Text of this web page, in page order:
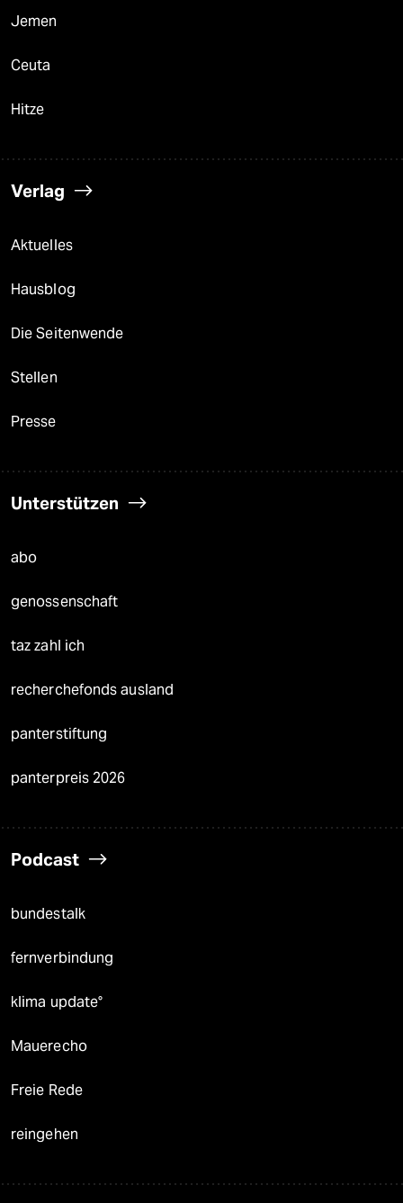
Jemen
Ceuta
Hitze
Verlag
Aktuelles
Hausblog
Die Seitenwende
Stellen
Presse
Unterstützen
abo
genossenschaft
taz zahl ich
recherchefonds ausland
panterstiftung
panterpreis 2026
Podcast
bundestalk
fernverbindung
klima update°
Mauerecho
Freie Rede
reingehen